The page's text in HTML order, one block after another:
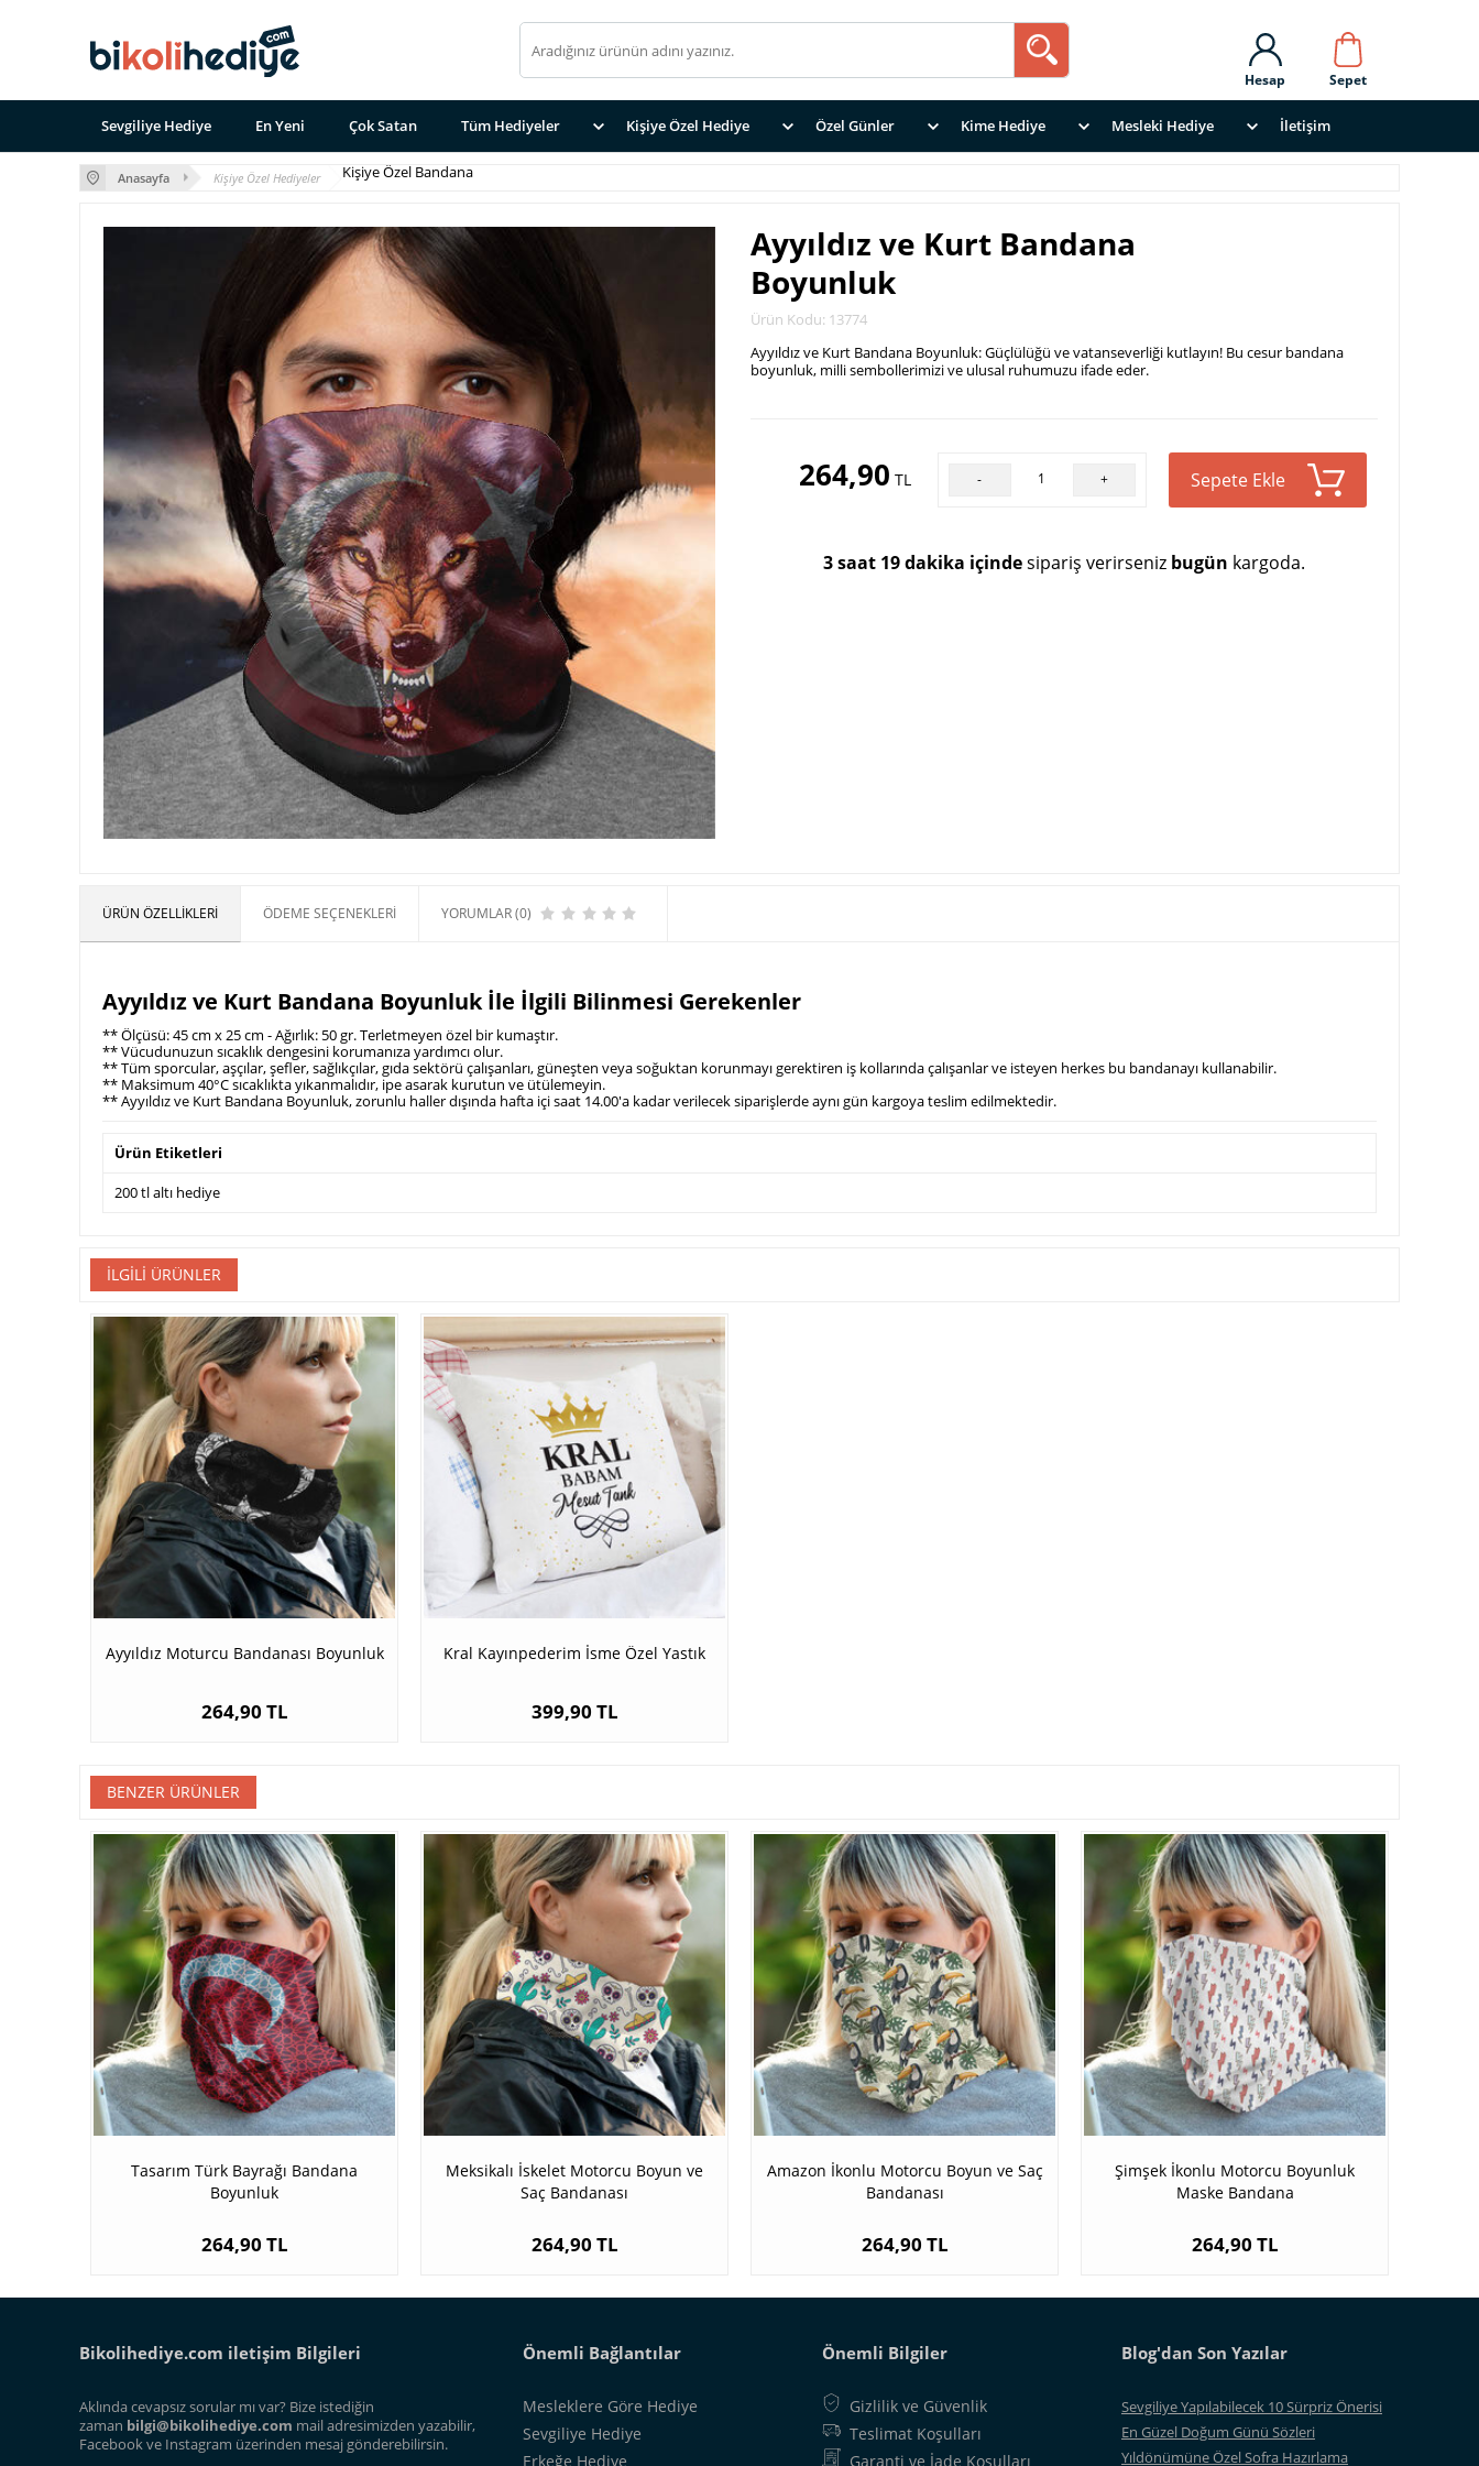
Sepet
Hesap
Sevgiliye Hediye En Yeni Çok Satan Tüm Hediyeler Kişiye Özel Hediye Özel Günler Kime Hediye Mesleki Hediye İletişim
Anasayfa Kişiye Özel Hediyeler Kişiye Özel Bandana
Ayyıldız ve Kurt Bandana
Boyunluk
Ürün Kodu: 13774
Ayyıldız ve Kurt Bandana Boyunluk: Güçlülüğü ve vatanseverliği kutlayın! Bu cesur bandana
boyunluk, milli sembollerimizi ve ulusal ruhumuzu ifade eder.
264,90 TL - + Sepete Ekle
3 saat 19 dakika içindesipariş verirseniz bugün kargoda.
ÜRÜN ÖZELLIKLERI ÖDEME SEÇENEKLERI YORUMLAR (0)
Ayyıldız ve Kurt Bandana Boyunluk İle İlgili Bilinmesi Gerekenler
** Ölçüsü: 45 cm x 25 cm - Ağırlık: 50 gr. Terletmeyen özel bir kumaştır.
** Vücudunuzun sıcaklık dengesini korumanıza yardımcı olur.
** Tüm sporcular, aşçılar, şefler, sağlıkçılar, gıda sektörü çalışanları, güneşten veya soğuktan korunmayı gerektiren iş kollarında çalışanlar ve isteyen herkes bu bandanayı kullanabilir.
** Maksimum 40°C sıcaklıkta yıkanmalıdır, ipe asarak kurutun ve ütülemeyin.
** Ayyıldız ve Kurt Bandana Boyunluk, zorunlu haller dışında hafta içi saat 14.00'a kadar verilecek siparişlerde aynı gün kargoya teslim edilmektedir.
Ürün Etiketleri
200 tl altı hediye
İLGILI ÜRÜNLER
Ayyıldız Moturcu Bandanası Boyunluk
264,90 TL
Kral Kayınpederim İsme Özel Yastık
399,90 TL
BENZER ÜRÜNLER
Tasarım Türk Bayrağı Bandana
Boyunluk
264,90 TL
Meksikalı İskelet Motorcu Boyun ve
Saç Bandanası
264,90 TL
Amazon İkonlu Motorcu Boyun ve Saç
Bandanası
264,90 TL
Şimşek İkonlu Motorcu Boyunluk
Maske Bandana
264,90 TL
Bikolihediye.com iletişim Bilgileri Önemli Bağlantılar Önemli Bilgiler Blog'dan Son Yazılar
Aklında cevapsız sorular mı var? Bize istediğin
zaman bilgi@bikolihediye.com mail adresimizden yazabilir,
Facebook ve Instagram üzerinden mesaj gönderebilirsin.
Mesleklere Göre Hediye
Sevgiliye Hediye
Erkeğe Hediye
Gizlilik ve Güvenlik
Teslimat Koşulları
Garanti ve İade Koşulları
Sevgiliye Yapılabilecek 10 Sürpriz Önerisi
En Güzel Doğum Günü Sözleri
Yıldönümüne Özel Sofra Hazırlama